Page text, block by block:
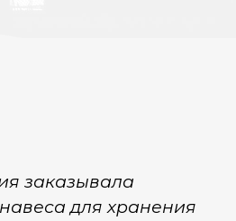
заказывала
для хранения